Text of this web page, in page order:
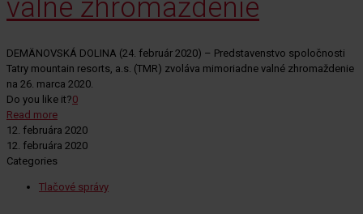
valné zhromaždenie
DEMÄNOVSKÁ DOLINA (24. február 2020) – Predstavenstvo spoločnosti
Tatry mountain resorts, a.s. (TMR) zvoláva mimoriadne valné zhromaždenie
na 26. marca 2020.
Do you like it?0
Read more
12. februára 2020
12. februára 2020
Categories
Tlačové správy